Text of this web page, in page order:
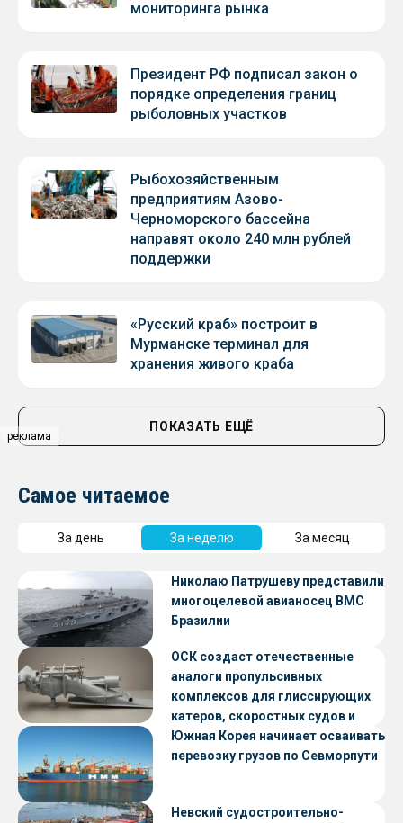
реклама
мониторинга рынка
Президент РФ подписал закон о
порядке определения границ
рыболовных участков
Рыбохозяйственным
предприятиям Азово-
Черноморского бассейна
направят около 240 млн рублей
поддержки
«Русский краб» построит в
Мурманске терминал для
хранения живого краба
ПОКАЗАТЬ ЕЩЁ
Самое читаемое
За день За неделю За месяц
Николаю Патрушеву представили
многоцелевой авианосец ВМС
Бразилии
ОСК создаст отечественные
аналоги пропульсивных
комплексов для глиссирующих
катеров, скоростных судов и
судов с малой осадкой
Южная Корея начинает осваивать
перевозку грузов по Севморпути
Невский судостроительно-